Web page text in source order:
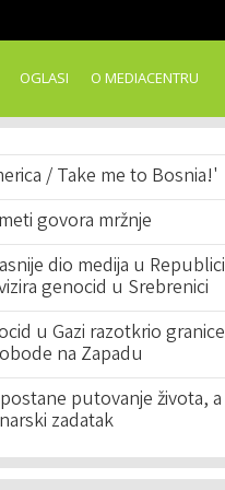
OGLASI O MEDIACENTRU
/ Take me to Bosnia!'
govora mržnje
dio medija u Republici
genocid u Srebrenici
u Gazi razotkrio granice
na Zapadu
putovanje života, a
zadatak